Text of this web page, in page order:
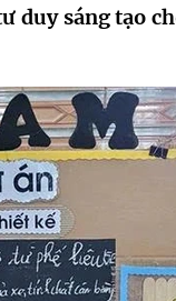
duy sáng tạo